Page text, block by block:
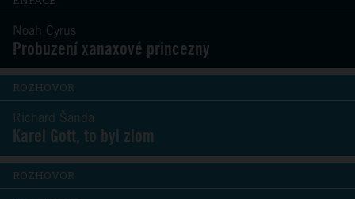
Noah Cyrus
Probuzení xanaxové princezny
ROZHOVOR
Richard Šanda
Karel Gott, to byl zlom
ROZHOVOR